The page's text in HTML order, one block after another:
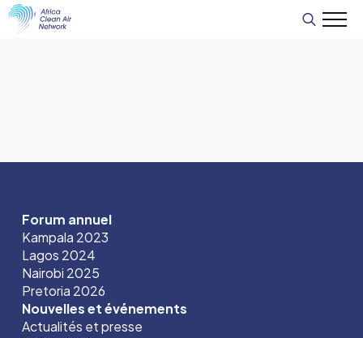
Forum annuel
Kampala 2023
Lagos 2024
Nairobi 2025
Pretoria 2026
Nouvelles et événements
Actualités et presse